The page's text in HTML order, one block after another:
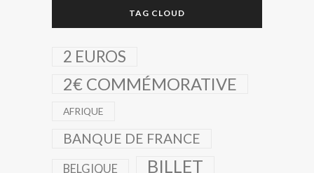
TAG CLOUD
2 EUROS
2€ COMMÉMORATIVE
AFRIQUE
BANQUE DE FRANCE
BELGIQUE BILLET